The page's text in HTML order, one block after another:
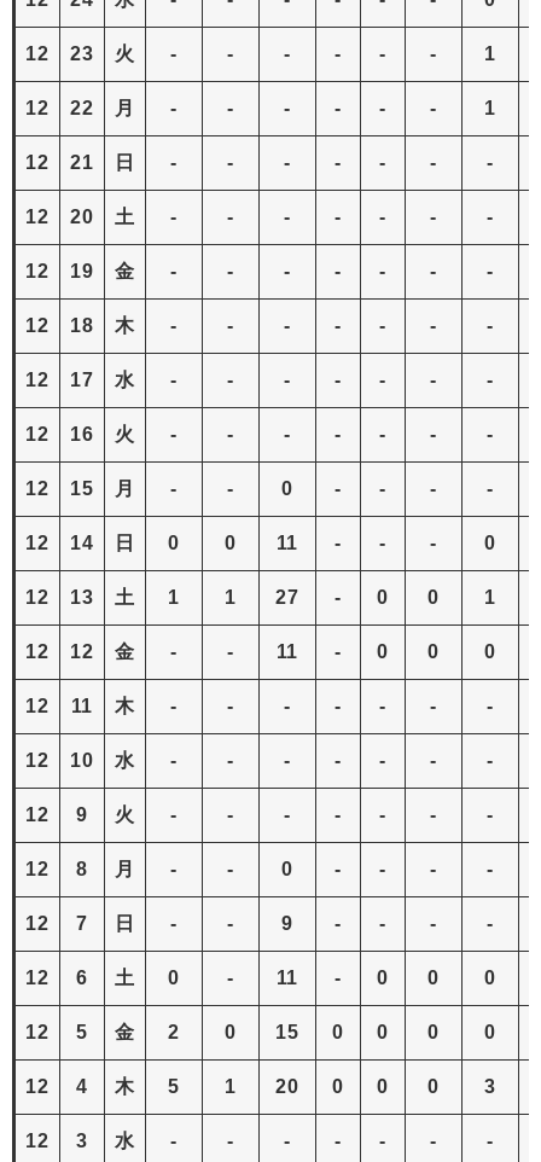
12 23 火 - - - - - - 1
12 22 月 - - - - - - 1
12 21 日 - - - - - - -
12 20 土 - - - - - - -
12 19 金 - - - - - - -
12 18 木 - - - - - - -
12 17 水 - - - - - - -
12 16 火 - - - - - - -
12 15 月 - - 0 - - - -
12 14 日 0 0 11 - - - 0
12 13 土 1 1 27 - 0 0 1
12 12 金 - - 11 - 0 0 0
12 11 木 - - - - - - -
12 10 水 - - - - - - -
12 9 火 - - - - - - -
12 8 月 - - 0 - - - -
12 7 日 - - 9 - - - -
12 6 土 0 - 11 - 0 0 0
12 5 金 2 0 15 0 0 0 0
12 4 木 5 1 20 0 0 0 3
12 3 水 - - - - - - -